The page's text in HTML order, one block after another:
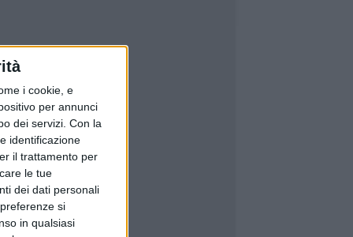
i cookie, e
per annunci
dei servizi. Con la
identificazione
il trattamento per
le tue
dei dati personali
si
in qualsiasi